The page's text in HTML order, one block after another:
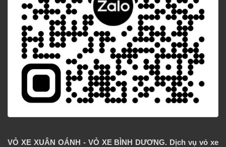
VỎ XE XUÂN OÁNH - VỎ XE BÌNH DƯƠNG. Dịch vụ vỏ xe